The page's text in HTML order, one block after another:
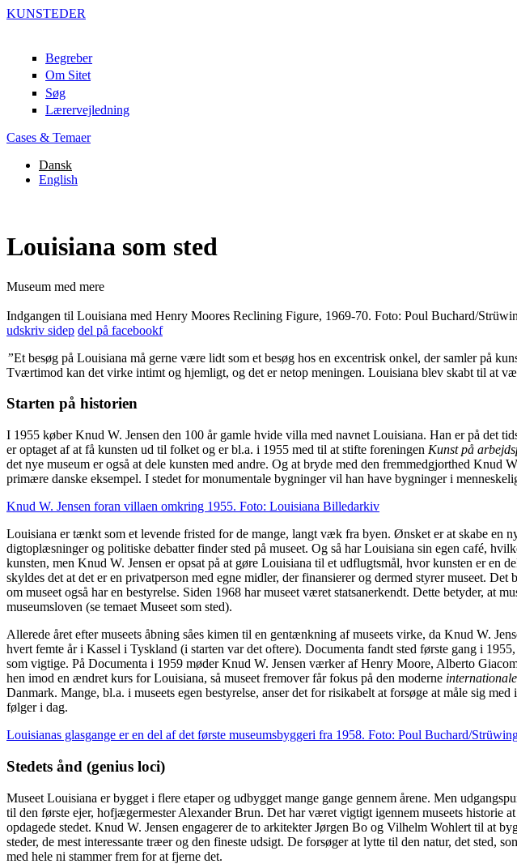
KUNSTEDER
Begreber
Om Sitet
Søg
Lærervejledning
Cases & Temaer
Dansk
English
Louisiana som sted
Museum med mere
Indgangen til Louisiana med Henry Moores Reclining Figure, 1969-70. Foto: Poul Buchard/
udskriv sidep del på facebookf
”Et besøg på Louisiana må gerne være lidt som et besøg hos en excentrisk onkel, der samler på
Tværtimod kan det virke intimt og hjemligt, og det er netop meningen. Louisiana blev skabt til at
Starten på historien
I 1955 køber Knud W. Jensen den 100 år gamle hvide villa med navnet Louisiana. Han er på det
er optaget af at få kunsten ud til folket og er bl.a. i 1955 med til at stifte foreningen Kunst på
det nye museum er også at dele kunsten med andre. Og at bryde med den fremmedgjorthed Knud
primære danske eksempel. I stedet for monumentale bygninger vil han have bygninger i
Knud W. Jensen foran villaen omkring 1955. Foto: Louisiana Billedarkiv
Louisiana er tænkt som et levende fristed for de mange, langt væk fra byen. Ønsket er at skabe en
digtoplæsninger og politiske debatter finder sted på museet. Og så har Louisiana sin egen café,
kunsten, men Knud W. Jensen er opsat på at gøre Louisiana til et udflugtsmål, hvor kunsten er en
skyldes det at det er en privatperson med egne midler, der finansierer og dermed styrer museet.
om museet også har en bestyrelse. Siden 1968 har museet været statsanerkendt. Dette betyder, at
museumsloven (se temaet Museet som sted).
Allerede året efter museets åbning såes kimen til en gentænkning af museets virke, da Knud W.
hvert femte år i Kassel i Tyskland (i starten var det oftere). Documenta fandt sted første gang i
som vigtige. På Documenta i 1959 møder Knud W. Jensen værker af Henry Moore, Alberto
hen imod en ændret kurs for Louisiana, så museet fremover får fokus på den moderne internationale
Danmark. Mange, bl.a. i museets egen bestyrelse, anser det for risikabelt at forsøge at måle sig
følger i dag.
Louisianas glasgange er en del af det første museumsbyggeri fra 1958. Foto: Poul Buchard/
Stedets ånd (genius loci)
Museet Louisiana er bygget i flere etaper og udbygget mange gange gennem årene. Men
til den første ejer, hofjægermester Alexander Brun. Det har været vigtigt igennem museets historie
opdagede stedet. Knud W. Jensen engagerer de to arkitekter Jørgen Bo og Vilhelm Wohlert til at
steder, de mest interessante træer og den fineste udsigt. De forsøger at lytte til den natur, det sted,
med hele ni stammer frem for at fjerne det.